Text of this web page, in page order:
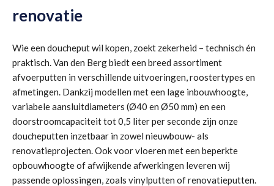
renovatie
Wie een doucheput wil kopen, zoekt zekerheid – technisch én
praktisch. Van den Berg biedt een breed assortiment
afvoerputten in verschillende uitvoeringen, roostertypes en
afmetingen. Dankzij modellen met een lage inbouwhoogte,
variabele aansluitdiameters (Ø40 en Ø50 mm) en een
doorstroomcapaciteit tot 0,5 liter per seconde zijn onze
doucheputten inzetbaar in zowel nieuwbouw- als
renovatieprojecten. Ook voor vloeren met een beperkte
opbouwhoogte of afwijkende afwerkingen leveren wij
passende oplossingen, zoals vinylputten of renovatieputten.